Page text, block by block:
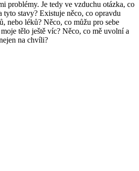
problémy. Je tedy ve vzduchu otázka, co
tyto stavy? Existuje něco, co opravdu
nebo léků? Něco, co můžu pro sebe
tělo ještě víc? Něco, co mě uvolní a
na chvíli?